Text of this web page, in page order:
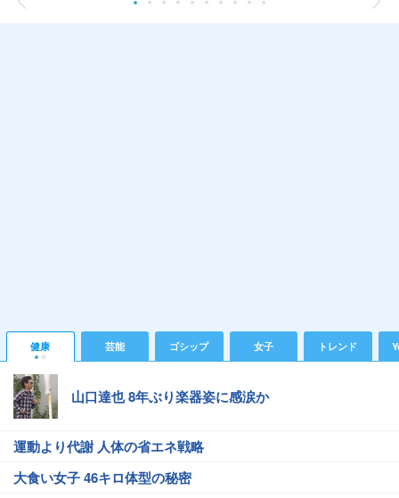
健康 芸能 ゴシップ 女子 トレンド
山口達也 8年ぶり楽器姿に感涙か
運動より代謝 人体の省エネ戦略
大食い女子 46キロ体型の秘密